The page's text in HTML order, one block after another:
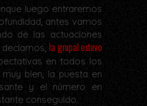
luego entraremos
antes vamos
de las actuaciones
decíamos,la grupal estuvo
en todos los
bien, la puesta en
y el número en
conseguido.